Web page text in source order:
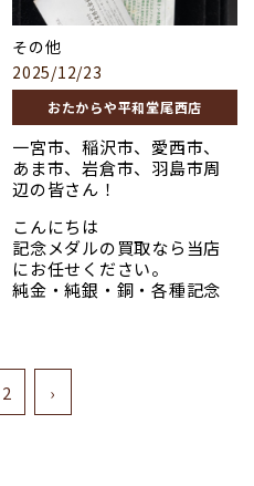
#切手
#高価買取
#岐阜市
#大垣市
買取専門店 おたからや禾
森店
営業再開日は１月4日
＃貴金属
＃プラチナ
＃ブランド品
＃時計
＃金
＃稲沢市
＃おたからや
＃骨董品
＃切手
＃羽島市
＃高価買取
＃バレンシアガ
＃コーチ
＃ディオール
＃ヴィトン
＃エルメス
その他
2025/12/23
おたからや平和堂尾西店
一宮市、稲沢市、愛西市、
あま市、岩倉市、羽島市周
辺の皆さん！
こんにちは
記念メダルの買取なら当店
にお任せください。
純金・純銀・銅・各種記念
でも査定可能です。
価値があるかわからな
い、、、というお品物も是
2 ›